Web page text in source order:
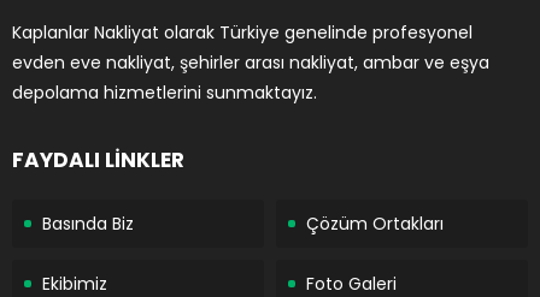
Kaplanlar Nakliyat olarak Türkiye genelinde profesyonel
evden eve nakliyat, şehirler arası nakliyat, ambar ve eşya
depolama hizmetlerini sunmaktayız.
FAYDALI LİNKLER
Basında Biz Çözüm Ortakları
Ekibimiz Foto Galeri